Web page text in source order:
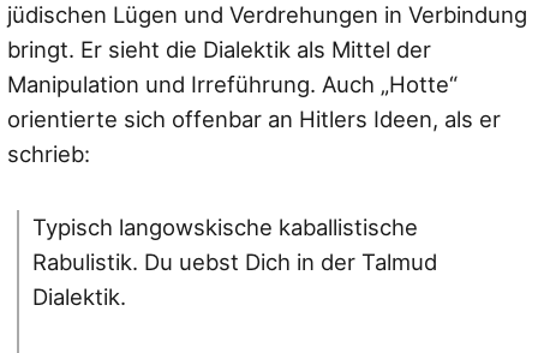
jüdischen Lügen und Verdrehungen in Verbindung
bringt. Er sieht die Dialektik als Mittel der
Manipulation und Irreführung. Auch „Hotte“
orientierte sich offenbar an Hitlers Ideen, als er
schrieb:
Typisch langowskische kaballistische
Rabulistik. Du uebst Dich in der Talmud
Dialektik.